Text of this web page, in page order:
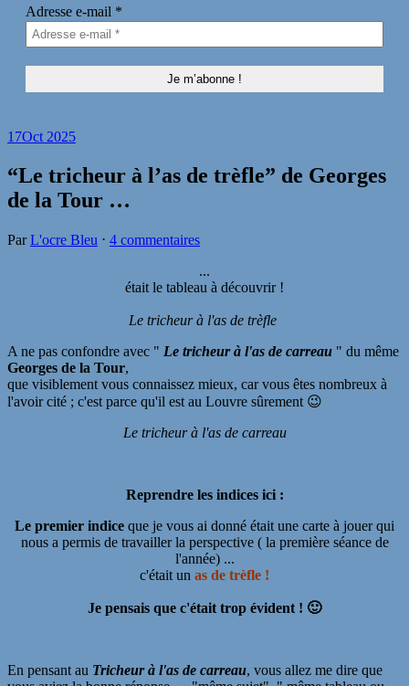
Adresse e-mail *
17Oct 2025
“Le tricheur à l’as de trèfle” de Georges
de la Tour …
ParL'ocre Bleu ⋅ 4 commentaires
...
était le tableau à découvrir !
Le tricheur à l'as de trèfle
A ne pas confondre avec " Le tricheur à l'as de carreau " du même
Georges de la Tour,
que visiblement vous connaissez mieux, car vous êtes nombreux à
l'avoir cité ; c'est parce qu'il est au Louvre sûrement 😉
Le tricheur à l'as de carreau
Reprendre les indices ici :
Le premier indice que je vous ai donné était une carte à jouer qui
nous a permis de travailler la perspective ( la première séance de
l'année) ...
c'était un as de trèfle !
Je pensais que c'était trop évident ! 🙂
En pensant au Tricheur à l'as de carreau, vous allez me dire que